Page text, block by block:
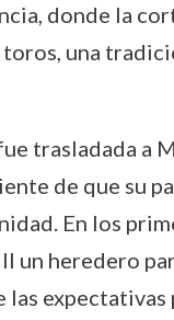
donde la
una
trasladada a
de que su
En los
heredero
las